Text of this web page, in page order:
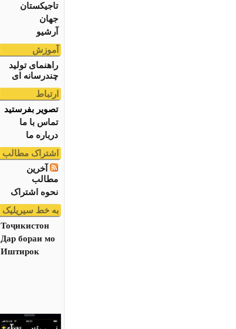
تاجیکستان
جهان
آرشیو
آموزش
راهنمای تولید
چندرسانه ای
ارتباط
تصویر بفرستید
تماس با ما
درباره ما
اشتراک مطالب
آخرین
مطالب
نحوه اشتراک
به خط سیریلیک
Тоҷикистон
Дар бораи мо
Иштирок